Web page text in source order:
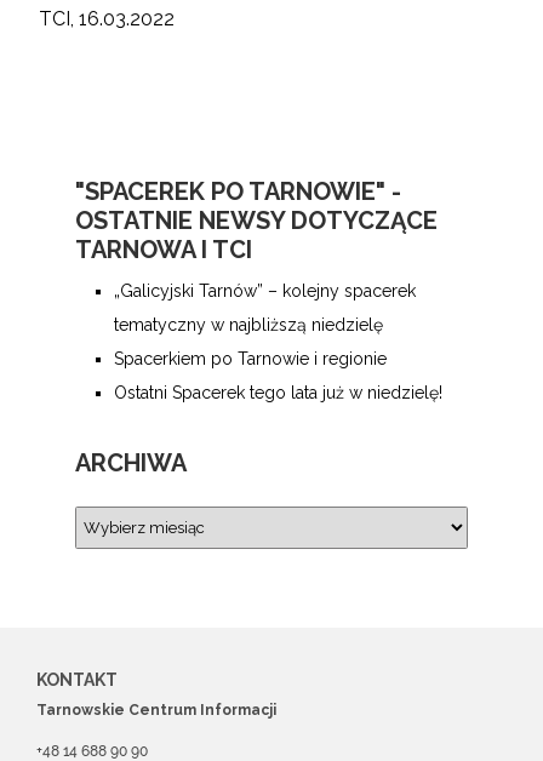
TCI, 16.03.2022
"SPACEREK PO TARNOWIE" -
OSTATNIE NEWSY DOTYCZĄCE
TARNOWA I TCI
„Galicyjski Tarnów” – kolejny spacerek
tematyczny w najbliższą niedzielę
Spacerkiem po Tarnowie i regionie
Ostatni Spacerek tego lata już w niedzielę!
ARCHIWA
KONTAKT
Tarnowskie Centrum Informacji
+48 14 688 90 90